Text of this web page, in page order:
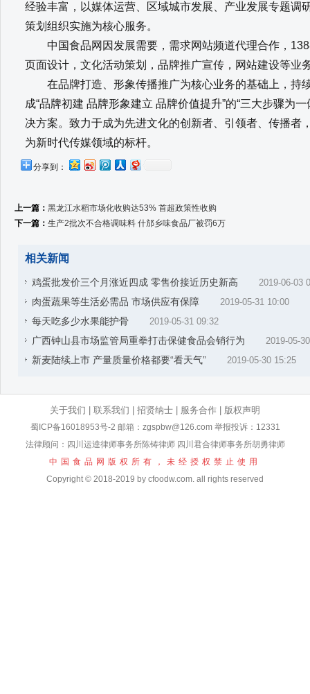
经验丰富，以媒体运营、区域城市发展、产业发展专题调
策划组织实施为核心服务。
中国食品网因发展需要，需求网站频道代理合作，
页面设计，文化活动策划，品牌推广宣传，网站建设等业
在品牌打造、形象传播推广为核心业务的基础上，持
成“品牌初建 品牌形象建立 品牌价值提升”的“三大步骤为
决方案。致力于成为先进文化的创新者、引领者、传播者
为新时代传媒领域的标杆。
分享到：
上一篇： 黑龙江水稻市场化收购达53% 首超政策性收购
下一篇： 生产2批次不合格调味料 什邡乡味食品厂被罚6万
相关新闻
鸡蛋批发价三个月涨近四成 零售价接近历史新高 2019-06-03
肉蛋蔬果等生活必需品 市场供应有保障 2019-05-31 10:00
每天吃多少水果能护骨 2019-05-31 09:32
广西钟山县市场监管局重拳打击保健食品会销行为 2019-05-
新麦陆续上市 产量质量价格都要“看天气” 2019-05-30 15:25
关于我们 联系我们 招贤纳士 服务合作 版权声明
蜀ICP备16018953号-2 邮箱：zgspbw@126.com 举报投诉：12331
法律顾问：四川运逵律师事务所陈铸律师 四川君合律师事务所胡勇律师
中国食品网版权所有，未经授权禁止使用
Copyright © 2018-2019 by cfoodw.com. all rights reserved